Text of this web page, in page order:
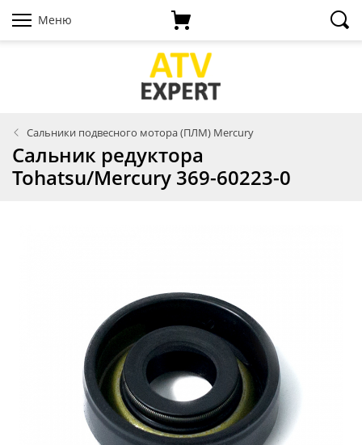
Меню
Сальники подвесного мотора (ПЛМ) Mercury
Сальник редуктора
Tohatsu/Mercury 369-60223-0